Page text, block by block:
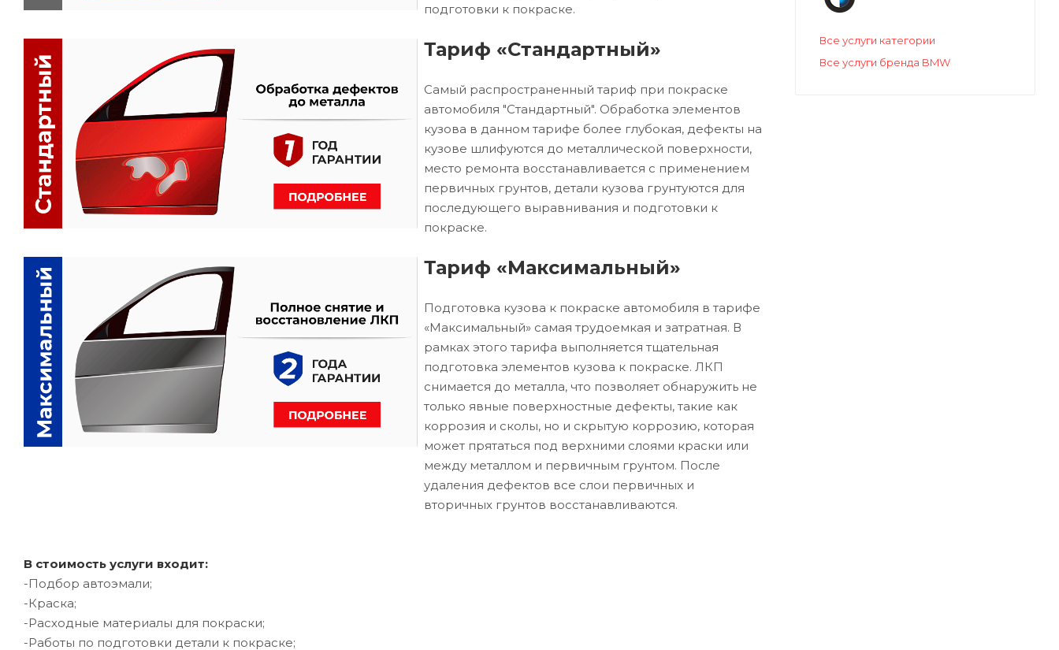
подготовки к покраске.
Тариф «Стандартный»
Самый распространенный тариф при покраске
автомобиля "Стандартный". Обработка элементов
кузова в данном тарифе более глубокая, дефекты на
кузове шлифуются до металлической поверхности,
место ремонта восстанавливается с применением
первичных грунтов, детали кузова грунтуются для
последующего выравнивания и подготовки к
покраске.
Тариф «Максимальный»
Подготовка кузова к покраске автомобиля в тарифе
«Максимальный» самая трудоемкая и затратная. В
рамках этого тарифа выполняется тщательная
подготовка элементов кузова к покраске. ЛКП
снимается до металла, что позволяет обнаружить не
только явные поверхностные дефекты, такие как
коррозия и сколы, но и скрытую коррозию, которая
может прятаться под верхними слоями краски или
между металлом и первичным грунтом. После
удаления дефектов все слои первичных и
вторичных грунтов восстанавливаются.
В стоимость услуги входит:
-Подбор автоэмали;
-Краска;
-Расходные материалы для покраски;
-Работы по подготовки детали к покраске;
Все услуги категории
Все услуги бренда BMW